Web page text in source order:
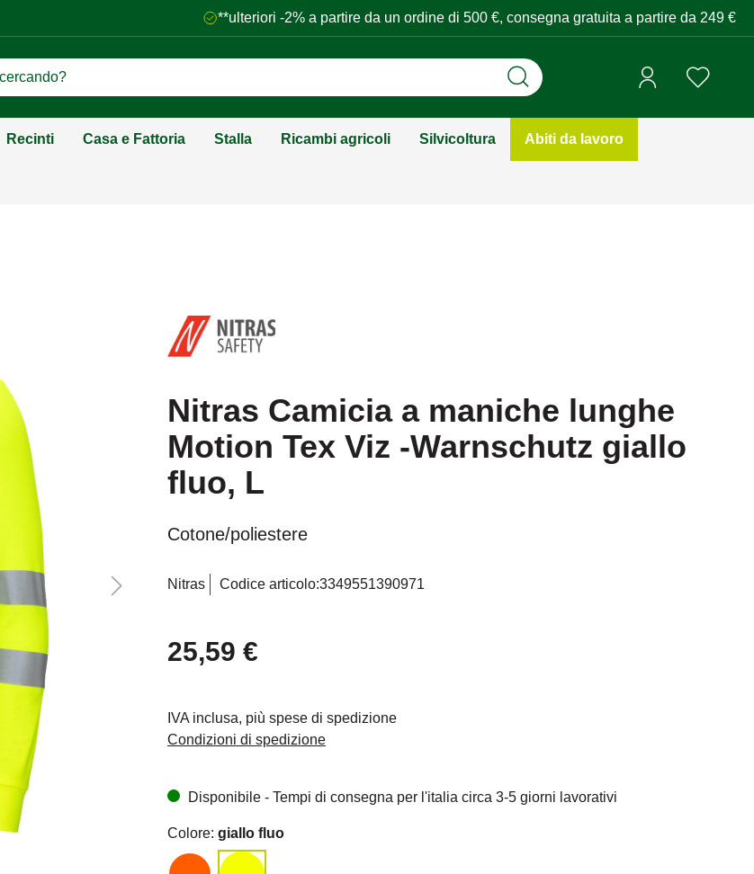
**ulteriori -2% a partire da un ordine di 500 €, consegna gratuita a partire da 249 €
Recinti Casa e Fattoria Stalla Ricambi agricoli Silvicoltura Abiti da lavoro
Nitras Camicia a maniche lunghe
Motion Tex Viz -Warnschutz giallo
fluo, L
Cotone/poliestere
Nitras Codice articolo:3349551390971
25,59 €
IVA inclusa, più spese di spedizione
Condizioni di spedizione
Disponibile - Tempi di consegna per l'italia circa 3-5 giorni lavorativi
Colore: giallo fluo